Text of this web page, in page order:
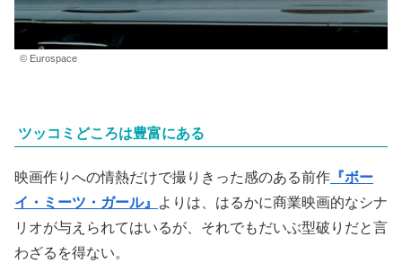
© Eurospace
ツッコミどころは豊富にある
映画作りへの情熱だけで撮りきった感のある前作 『ボー
イ・ミーツ・ガール』
よりは、はるかに商業映画的なシナ
リオが与えられてはいるが、それでもだいぶ型破りだと言
わざるを得ない。